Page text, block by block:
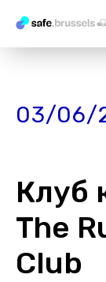
03/06/
Клуб
The
Club